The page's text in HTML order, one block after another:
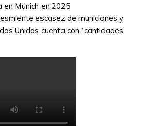
en Múnich en 2025
escasez de municiones y
Unidos cuenta con “cantidades